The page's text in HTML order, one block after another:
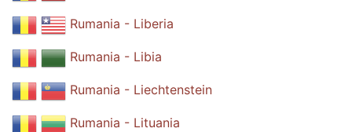
Rumania - Liberia
Rumania - Libia
Rumania - Liechtenstein
Rumania - Lituania